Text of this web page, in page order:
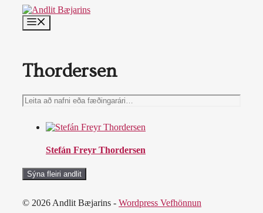
content
Thordersen
Leita
að
Stefán Freyr Thordersen
Sýna fleiri andlit
© 2026 Andlit Bæjarins - Wordpress Vefhönnun